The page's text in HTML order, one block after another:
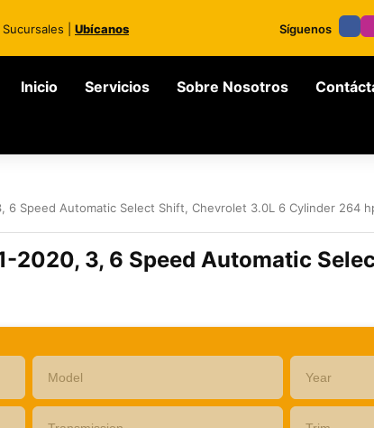
Sucursales | Ubícanos Síguenos
Inicio Servicios Sobre Nosotros
6 Speed Automatic Select Shift, Chevrolet 3.0L 6 Cylinder 264
2020, 3, 6 Speed Automatic